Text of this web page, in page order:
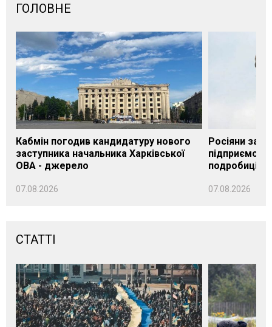
ГОЛОВНЕ
Кабмін погодив кандидатуру нового
заступника начальника Харківської
ОВА - джерело
07.08.2026
Росіяни
подробиці
07.08.2026
СТАТТІ